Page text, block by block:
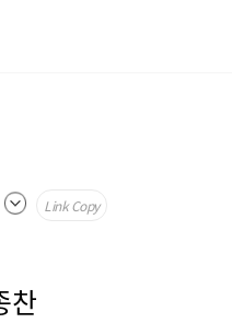
Link Copy
찬